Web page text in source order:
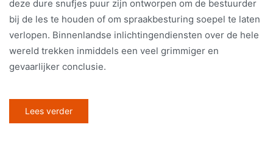
deze dure snufjes puur zijn ontworpen om de bestuurder
bij de les te houden of om spraakbesturing soepel te laten
verlopen. Binnenlandse inlichtingendiensten over de hele
wereld trekken inmiddels een veel grimmiger en
gevaarlijker conclusie.
Lees verder